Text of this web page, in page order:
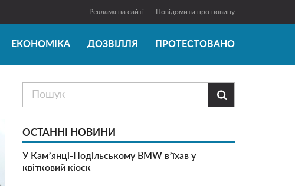
Реклама на сайті Повідомити про новину
ЕКОНОМІКА ДОЗВІЛЛЯ ПРОТЕСТОВАНО

ОСТАННІ НОВИНИ
У Камʼянці-Подільському BMW вʼїхав у
квітковий кіоск